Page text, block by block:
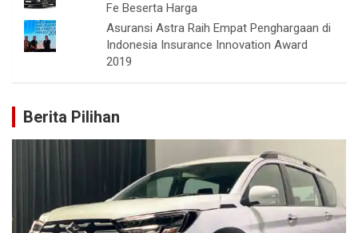
Fe Beserta Harga
Asuransi Astra Raih Empat Penghargaan di
Indonesia Insurance Innovation Award
2019
Berita Pilihan